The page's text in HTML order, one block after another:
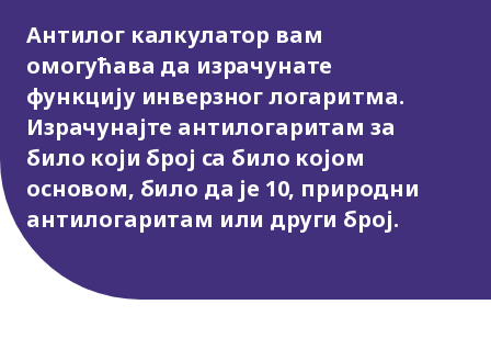
Антилог калкулатор вам
омогућава да израчунате
функцију инверзног логаритма.
Израчунајте антилогаритам за
било који број са било којом
основом, било да је 10, природни
антилогаритам или други број.